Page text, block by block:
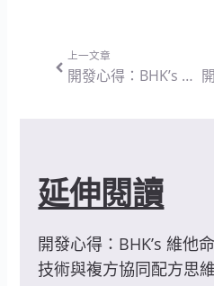
上一文章
開發心得：BHK’s 孕媽咪益生菌粉 — 兼顧消化與私密微生態的純淨配方設計思維
延伸閱讀
開發心得：BHK’s 維他
技術與複方協同配方思